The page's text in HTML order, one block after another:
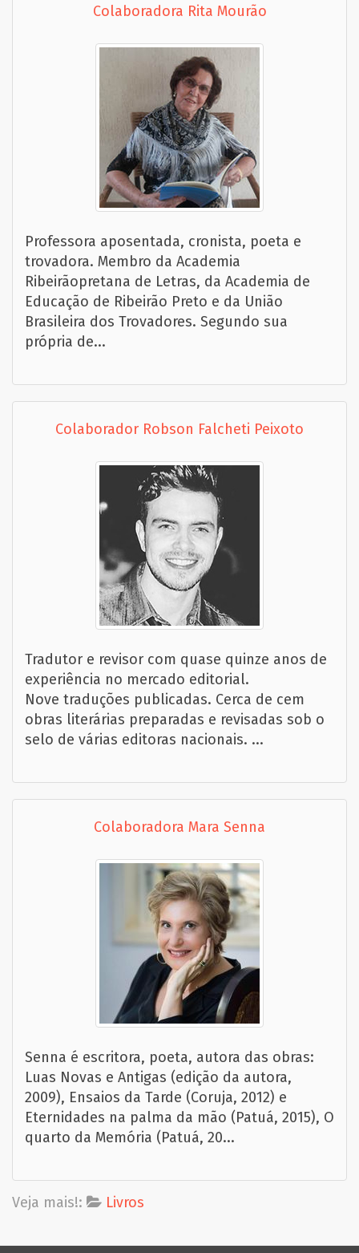
Colaboradora Rita Mourão
Professora aposentada, cronista, poeta e
trovadora. Membro da Academia
Ribeirãopretana de Letras, da Academia de
Educação de Ribeirão Preto e da União
Brasileira dos Trovadores. Segundo sua
própria de...
Colaborador Robson Falcheti Peixoto
Tradutor e revisor com quase quinze anos de
experiência no mercado editorial.
Nove traduções publicadas. Cerca de cem
obras literárias preparadas e revisadas sob o
selo de várias editoras nacionais. ...
Colaboradora Mara Senna
Senna é escritora, poeta, autora das obras:
Luas Novas e Antigas (edição da autora,
2009), Ensaios da Tarde (Coruja, 2012) e
Eternidades na palma da mão (Patuá, 2015), O
quarto da Memória (Patuá, 20...
Veja mais!: Livros